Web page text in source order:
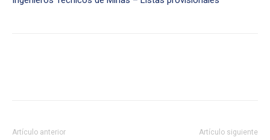
Artículo anterior Artículo siguiente